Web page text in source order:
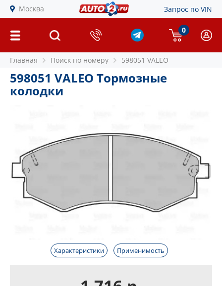
Москва Запрос по VIN
0
Главная Поиск по номеру 598051 VALEO
598051 VALEO Тормозные
колодки
Характеристики Применимость